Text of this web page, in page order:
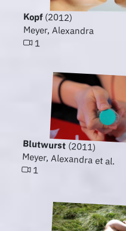
Kopf(2012)
Meyer, Alexandra
1
Blutwurst(2011)
Meyer, Alexandra et al.
1